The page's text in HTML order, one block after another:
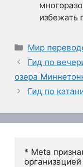
избежать
Рубрики
Мир
Гид по
озера
Гид по
* Meta